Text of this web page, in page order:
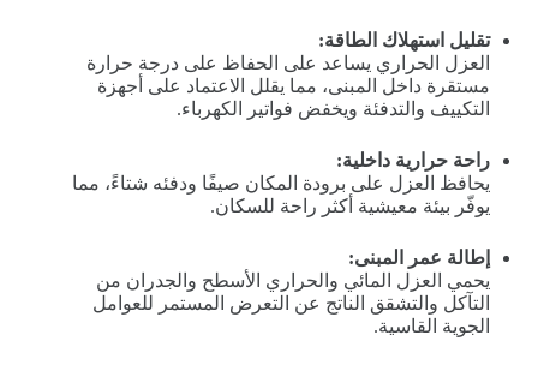
تقليل استهلاك الطاقة:
العزل الحراري يساعد على الحفاظ على درجة حرارة
مستقرة داخل المبنى، مما يقلل الاعتماد على أجهزة
التكييف والتدفئة ويخفض فواتير الكهرباء.
راحة حرارية داخلية:
يحافظ العزل على برودة المكان صيفًا ودفئه شتاءً، مما
يوفّر بيئة معيشية أكثر راحة للسكان.
إطالة عمر المبنى:
يحمي العزل المائي والحراري الأسطح والجدران من
التآكل والتشقق الناتج عن التعرض المستمر للعوامل
الجوية القاسية.